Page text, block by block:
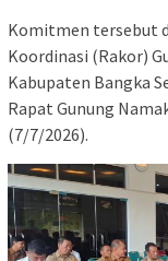
Komitmen tersebut
Koordinasi (Rakor)
Kabupaten Bangka
Rapat Gunung
(7/7/2026).